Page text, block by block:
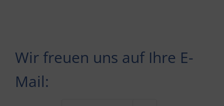
Wir freuen uns auf Ihre E-
Mail: